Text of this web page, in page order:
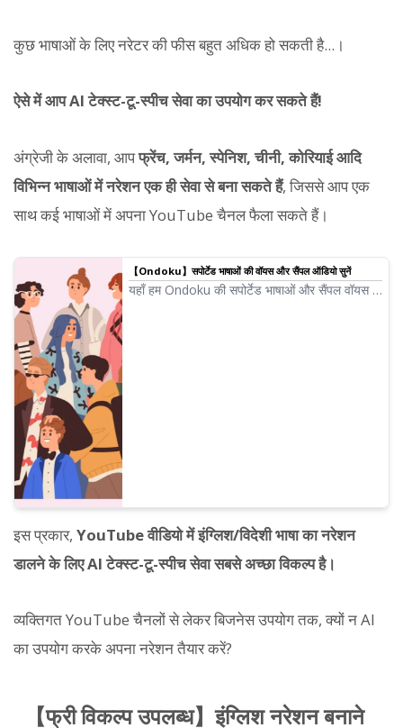
कुछ भाषाओं के लिए नरेटर की फीस बहुत अधिक हो सकती है...।
ऐसे में आप AI टेक्स्ट-टू-स्पीच सेवा का उपयोग कर सकते हैं!
अंग्रेजी के अलावा, आपफ्रेंच, जर्मन, स्पेनिश, चीनी, कोरियाई आदि
विभिन्न भाषाओं में नरेशन एक ही सेवा से बना सकते हैं, जिससे आप एक
साथ कई भाषाओं में अपना YouTube चैनल फैला सकते हैं।
【Ondoku】सपोर्टेड भाषाओं की वॉयस और सैंपल ऑडियो सुनें
यहाँ हम Ondoku की सपोर्टेड भाषाओं और सैंपल वॉयस के
इस प्रकार, YouTube वीडियो में इंग्लिश/विदेशी भाषा का नरेशन
डालने के लिए AI टेक्स्ट-टू-स्पीच सेवा सबसे अच्छा विकल्प है।
व्यक्तिगत YouTube चैनलों से लेकर बिजनेस उपयोग तक, क्यों न AI
का उपयोग करके अपना नरेशन तैयार करें?
【फ्री विकल्प उपलब्ध】इंग्लिश नरेशन बनाने